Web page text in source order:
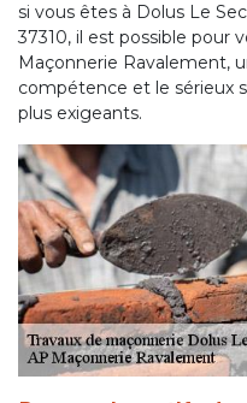
si vous êtes à Dolus Le
37310, il est possible pour
Maçonnerie Ravalement,
compétence et le sérieux
plus exigeants.